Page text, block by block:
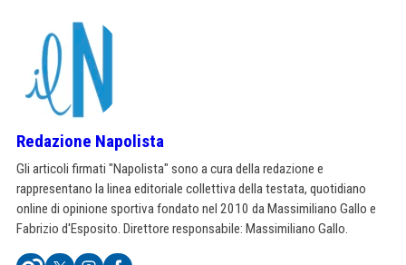
Redazione Napolista
Gli articoli firmati "Napolista" sono a cura della redazione e
rappresentano la linea editoriale collettiva della testata, quotidiano
online di opinione sportiva fondato nel 2010 da Massimiliano Gallo e
Fabrizio d'Esposito. Direttore responsabile: Massimiliano Gallo.